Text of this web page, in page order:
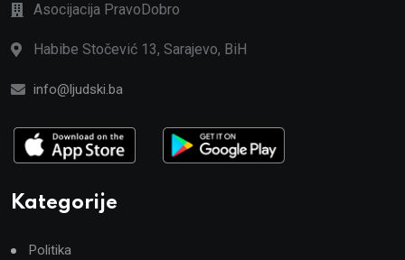
Asocijacija PravoDobro
Habibe Stočević 13, Sarajevo, BiH
info@ljudski.ba
Kategorije
Politika